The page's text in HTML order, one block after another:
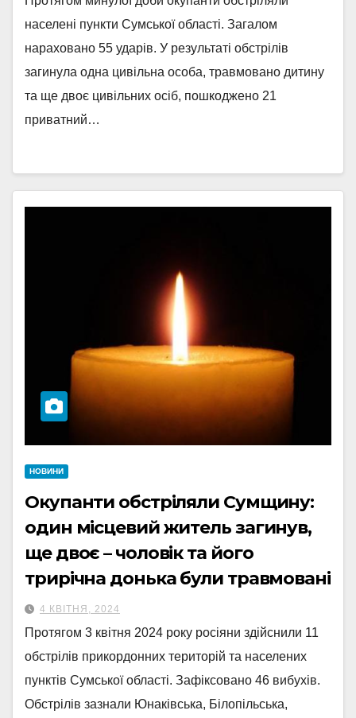
населені пункти Сумської області. Загалом
нараховано 55 ударів. У результаті обстрілів
загинула одна цивільна особа, травмовано дитину
та ще двоє цивільних осіб, пошкоджено 21
приватний…
НОВИНИ
Окупанти обстріляли Сумщину:
один місцевий житель загинув,
ще двоє – чоловік та його
трирічна донька були травмовані
4 КВІТНЯ, 2024
Протягом 3 квітня 2024 року росіяни здійснили 11
обстрілів прикордонних територій та населених
пунктів Сумської області. Зафіксовано 46 вибухів.
Обстрілів зазнали Юнаківська, Білопільська,